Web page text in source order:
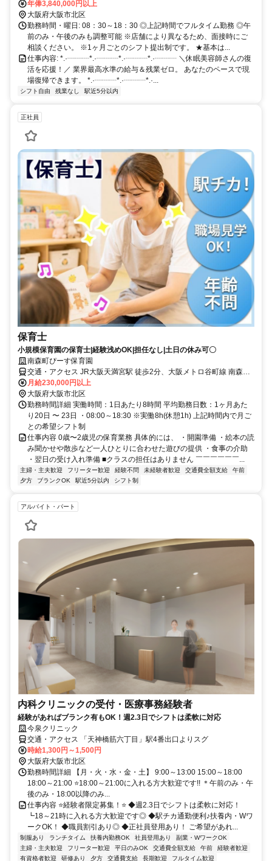
年俸3,840,000円以上
大阪府大阪市北区
勤務時間・曜日: 08：30～18：30 ◎上記時間でフルタイム勤務 ◎午
前のみ・午後のみも調整可能 ※店舗により異なるため、面接時にご
相談ください。 ※1ヶ月ごとのシフト提出制です。 ★基本は...
仕事内容: *.·┈┈┈*.·┈┈┈*.·┈┈┈*.·┈┈┈ ＼休眠美容師さんの復
活を応援！／ 業界最高水準の給与＆残業ゼロ。 あなたのペースで現
場復帰できます。 *.·┈┈┈*.·┈┈┈*.·...
シフト自由 残業なし 駅近5分以内
正社員
保育士
小規模保育園の保育士|経験浅めOK|担任なし|土日の休み可〇
南森町ぴーす保育園
交通・アクセス JR大阪天満宮駅 徒歩2分、大阪メトロ谷町線 南森町
駅 徒歩3分、大阪メトロ堺筋線 扇町駅 徒歩8分 、JR天満駅 徒歩11分
月給230,000円以上
大阪府大阪市北区
勤務時間詳細 実働時間：1日あたり8時間 平均勤務日数：1ヶ月あた
り20日 〜 23日 ・08:00～18:30 ※実働8h(休憩1h) 上記時間内で月ご
との希望シフト制
仕事内容 0歳〜2歳児の保育業務 具体的には、 ・開園準備 ・絵本の読
み聞かせや散歩など一人ひとりに合わせた遊びの提供 ・食事の介助
・翌日の受け入れ準備 ■クラスの担任はありません ￣￣￣￣￣￣...
主婦・主夫歓迎 フリーター歓迎 経験不問 未経験者歓迎 交通費全額支給
午前
夕方
ブランクOK 駅近5分以内 シフト制
アルバイト・パート
内科クリニックの受付・医療事務経験者
経験があればブランク有もOK！週2.3日でシフトは柔軟に対応
今泉クリニック
交通・アクセス 「天神橋筋六丁目」駅4番出口よりスグ
時給1,300円～1,500円
大阪府大阪市北区
勤務時間詳細 【月・火・水・金・土】 9:00～13:00 15:00～18:00
18:00～21:00 ⭐18:00～21:00に入れる方大歓迎です!! ＊午前のみ・午
後のみ・18:00以降のみ...
仕事内容 ⭐経験者限定募集！⭐ ◆週2.3日でシフトは柔軟に対応！
┗18～21時に入れる方大歓迎です◎ ◆駅チカ通勤便利♪扶養内・Wワ
ークOK！ ◆職員割引あり◎ ◆正社員登用あり！ ご希望があれ...
制服あり ランチタイム 扶養内勤務OK 社員登用あり
副業・WワークOK
主婦・主夫歓迎
フリーター歓迎 平日のみOK 交通費全額支給 午前
経験者歓迎
有資格者歓迎
研修あり 夕方 交通費支給 長期歓迎
フルタイム歓迎